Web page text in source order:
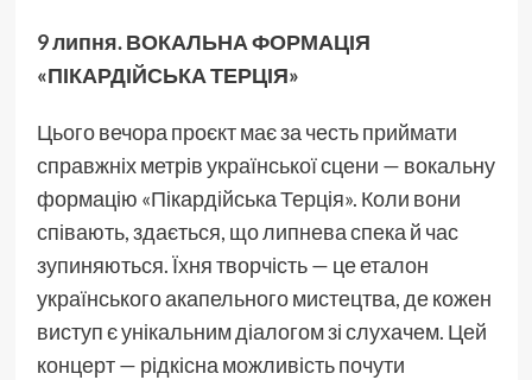
9 липня. ВОКАЛЬНА ФОРМАЦІЯ
«ПІКАРДІЙСЬКА ТЕРЦІЯ»
Цього вечора проєкт має за честь приймати
справжніх метрів української сцени — вокальну
формацію «Пікардійська Терція». Коли вони
співають, здається, що липнева спека й час
зупиняються. Їхня творчість — це еталон
українського акапельного мистецтва, де кожен
виступ є унікальним діалогом зі слухачем. Цей
концерт — рідкісна можливість почути